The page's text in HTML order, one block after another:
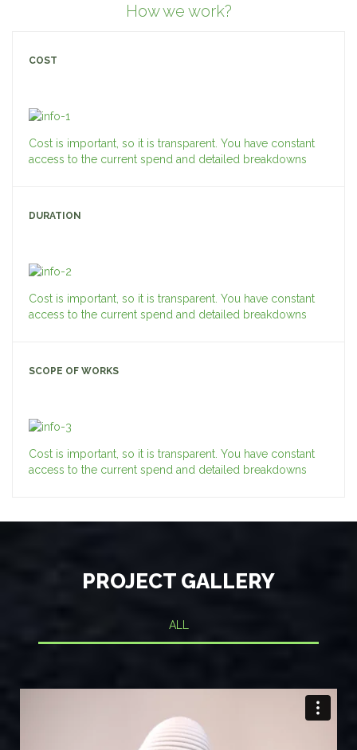
How we work?
COST
Cost is important, so it is transparent. You have constant
access to the current spend and detailed breakdowns
DURATION
Cost is important, so it is transparent. You have constant
access to the current spend and detailed breakdowns
SCOPE OF WORKS
Cost is important, so it is transparent. You have constant
access to the current spend and detailed breakdowns
PROJECT GALLERY
ALL